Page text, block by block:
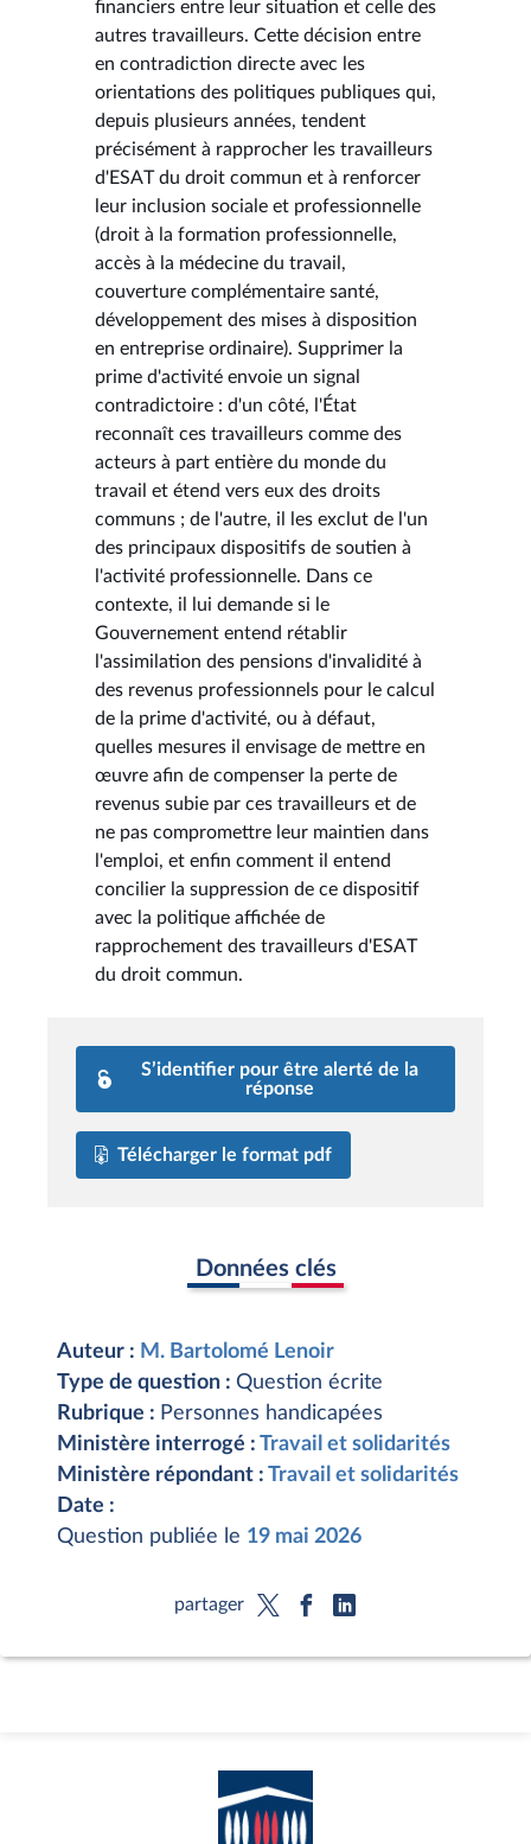
financiers entre leur situation et celle des
autres travailleurs. Cette décision entre
en contradiction directe avec les
orientations des politiques publiques qui,
depuis plusieurs années, tendent
précisément à rapprocher les travailleurs
d'ESAT du droit commun et à renforcer
leur inclusion sociale et professionnelle
(droit à la formation professionnelle,
accès à la médecine du travail,
couverture complémentaire santé,
développement des mises à disposition
en entreprise ordinaire). Supprimer la
prime d'activité envoie un signal
contradictoire : d'un côté, l'État
reconnaît ces travailleurs comme des
acteurs à part entière du monde du
travail et étend vers eux des droits
communs ; de l'autre, il les exclut de l'un
des principaux dispositifs de soutien à
l'activité professionnelle. Dans ce
contexte, il lui demande si le
Gouvernement entend rétablir
l'assimilation des pensions d'invalidité à
des revenus professionnels pour le calcul
de la prime d'activité, ou à défaut,
quelles mesures il envisage de mettre en
œuvre afin de compenser la perte de
revenus subie par ces travailleurs et de
ne pas compromettre leur maintien dans
l'emploi, et enfin comment il entend
concilier la suppression de ce dispositif
avec la politique affichée de
rapprochement des travailleurs d'ESAT
du droit commun.
S’identifier pour être alerté de la
réponse
Télécharger le format pdf
Données clés
Auteur : M. Bartolomé Lenoir
Type de question : Question écrite
Rubrique : Personnes handicapées
Ministère interrogé : Travail et solidarités
Ministère répondant : Travail et solidarités
Date :
Question publiée le 19 mai 2026
partager